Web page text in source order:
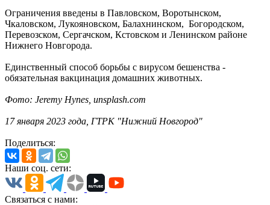
Ограничения введены в Павловском, Воротынском,
Чкаловском, Лукояновском, Балахнинском, Богородском,
Перевозском, Сергачском, Кстовском и Ленинском районе
Нижнего Новгорода.
Единственный способ борьбы с вирусом бешенства -
обязательная вакцинация домашних животных.
Фото: Jeremy Hynes, unsplash.сom
17 января 2023 года, ГТРК "Нижний Новгород"
Поделиться:
Наши соц. сети:
Связаться с нами: